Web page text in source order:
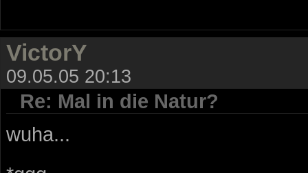
VictorY
09.05.05 20:13
Re: Mal in die Natur?
wuha...